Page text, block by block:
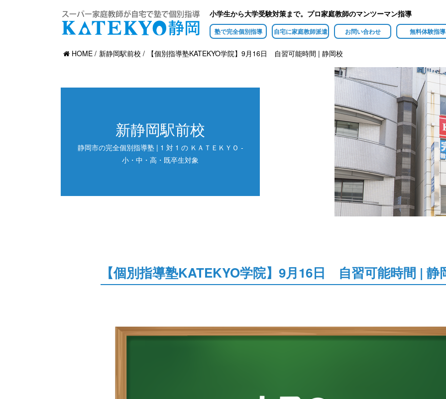
小学生から大学受験対策まで。プロ家庭教師のマンツーマン指導
塾で完全個別指導 自宅に家庭教師派遣 お問い合わせ 無料体験指導
HOME 新静岡駅前校 【個別指導塾KATEKYO学院】9月16日 自習可能時間 | 静岡校
新静岡駅前校
静岡市の完全個別指導塾 | 1 対 1 の ＫＡＴＥＫＹＯ -
小・中・高・既卒生対象
【個別指導塾KATEKYO学院】9月16日 自習可能時間 | 静